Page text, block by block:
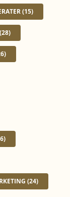
(15)
(28)
(24)